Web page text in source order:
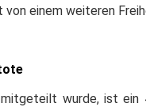
einem weiteren
wurde, ist ein